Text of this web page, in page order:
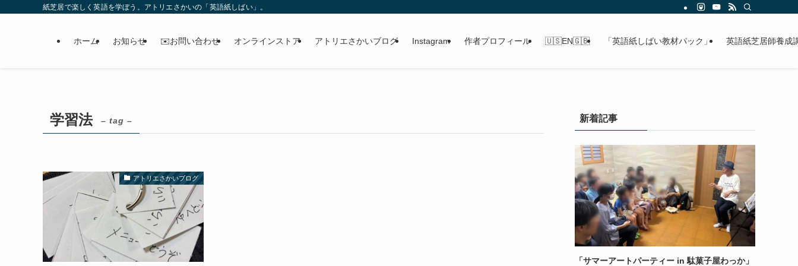
紙芝居で楽しく英語を学ぼう。アトリエさかいの「英語紙しばい」。
ホーム お知らせ ✉️お問い合わせ オンラインストア アトリエさかいブログ Instagram 作者プロフィール 🇺🇸EN🇬🇧 「英語紙しばい教材パック」 英語紙芝居師養成
学習法 – tag –
アトリエさかいブログ
新着記事
「サマーアートパーティー in 駄菓子屋わっか」